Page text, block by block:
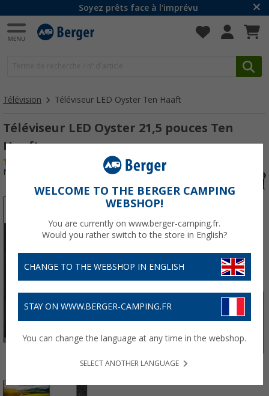
Soyez prêts face à l'imprévu
Télévision Téléviseur LED Oyster Ten Haaft
Téléviseur LED Oyster 21,5 pouces Ten
Haaft
N° d'art : 253380
WELCOME TO THE BERGER CAMPING
WEBSHOP!
You are currently on www.berger-camping.fr.
Would you rather switch to the store in English?
CHANGE TO THE WEBSHOP IN ENGLISH
STAY ON WWW.BERGER-CAMPING.FR
You can change the language at any time in the webshop.
SELECT ANOTHER LANGUAGE